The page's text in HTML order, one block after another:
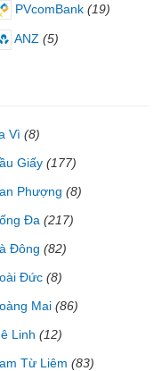
PVcomBank (19)
ANZ (5)
Vì (8)
Giấy (177)
Phượng (8)
Đa (217)
Đông (82)
Đức (8)
Mai (86)
Linh (12)
Từ Liêm (83)